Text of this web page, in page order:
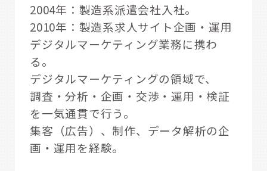
2004年：製造系派遣会社入社。
2010年：製造系求人サイト企画・運用
デジタルマーケティング業務に携わ
る。
デジタルマーケティングの領域で、
調査・分析・企画・交渉・運用・検証
を一気通貫で行う。
集客（広告）、制作、データ解析の企
画・運用を経験。